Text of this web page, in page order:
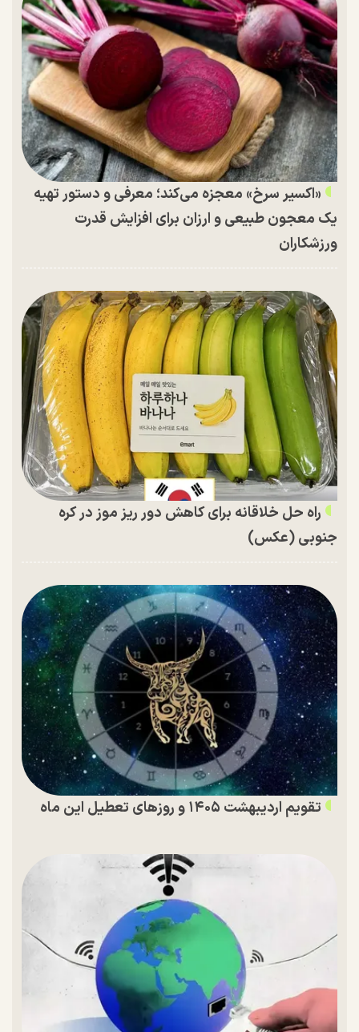
«اکسیر سرخ» معجزه می‌کند؛ معرفی و دستور تهیه
یک معجون طبیعی و ارزان برای افزایش قدرت
ورزشکاران
راه حل خلاقانه برای کاهش دور ریز موز در کره
جنوبی (عکس)
تقویم اردیبهشت ۱۴۰۵ و روز‌های تعطیل این ماه